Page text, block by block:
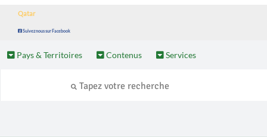
Qatar
Suivez nous sur Facebook
Pays & Territoires Contenus Services